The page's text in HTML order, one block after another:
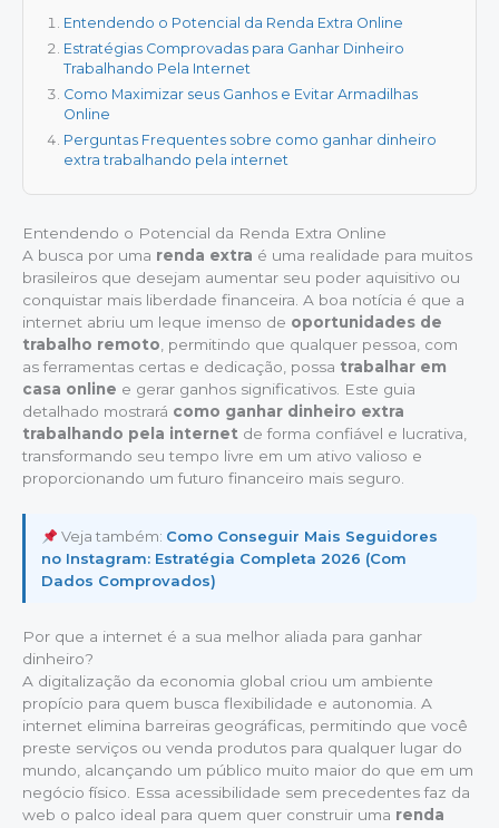
Entendendo o Potencial da Renda Extra Online
Estratégias Comprovadas para Ganhar Dinheiro
Trabalhando Pela Internet
Como Maximizar seus Ganhos e Evitar Armadilhas
Online
Perguntas Frequentes sobre como ganhar dinheiro
extra trabalhando pela internet
Entendendo o Potencial da Renda Extra Online
A busca por uma renda extra é uma realidade para muitos
brasileiros que desejam aumentar seu poder aquisitivo ou
conquistar mais liberdade financeira. A boa notícia é que a
internet abriu um leque imenso de oportunidades de
trabalho remoto, permitindo que qualquer pessoa, com
as ferramentas certas e dedicação, possa trabalhar em
casa online e gerar ganhos significativos. Este guia
detalhado mostrará como ganhar dinheiro extra
trabalhando pela internet de forma confiável e lucrativa,
transformando seu tempo livre em um ativo valioso e
proporcionando um futuro financeiro mais seguro.
Veja também: Como Conseguir Mais Seguidores
no Instagram: Estratégia Completa 2026 (Com
Dados Comprovados)
Por que a internet é a sua melhor aliada para ganhar
dinheiro?
A digitalização da economia global criou um ambiente
propício para quem busca flexibilidade e autonomia. A
internet elimina barreiras geográficas, permitindo que você
preste serviços ou venda produtos para qualquer lugar do
mundo, alcançando um público muito maior do que em um
negócio físico. Essa acessibilidade sem precedentes faz da
web o palco ideal para quem quer construir uma renda